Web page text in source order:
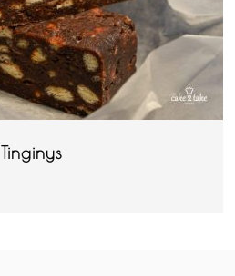
Tinginys